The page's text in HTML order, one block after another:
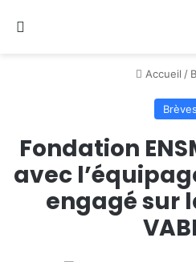
Accueil /
Brèves
Fondation
avec
engagé sur